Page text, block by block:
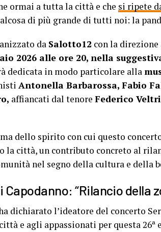
ormai a tutta la città e che si ripete
di più grande di tutti noi: la
da Salotto12 con la
2026 alle ore 20, nella
dedicata in modo particolare alla
Antonella Barbarossa, Fabio
affiancati dal tenore Federico
dello spirito con cui questo
la città, un contributo concreto al
nel segno della cultura e della
“Rilancio della
dichiarato l’ideatore del concerto
e agli appassionati per questa 26ª